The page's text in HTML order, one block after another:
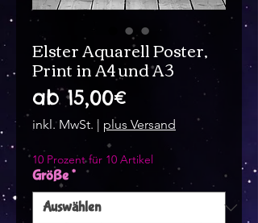
Elster Aquarell Poster,
Print in A4 und A3
ab15,00€Sale-
Preis
inkl. MwSt. | plus Versand
10 Prozent für 10 Artikel
Größe*